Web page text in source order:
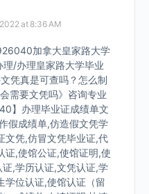
at 8:36 AM
加拿大皇家路大学
/办理皇家路大学毕业
凭真是可查吗？怎么制
需要文凭吗》咨询专业
】办理毕业证成绩单文
假成绩单,仿造假文凭学
文凭,仿冒文凭毕业证,代
证,使馆公证,使馆证明,使
,学历认证,文凭认证,学
学位认证,使馆认证（留